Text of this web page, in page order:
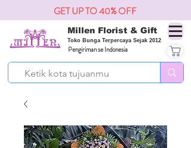
Millen Florist & Gift
Toko Bunga Terpercaya Sejak 2012
Pengiriman se Indonesia
GET UP TO 40% OFF